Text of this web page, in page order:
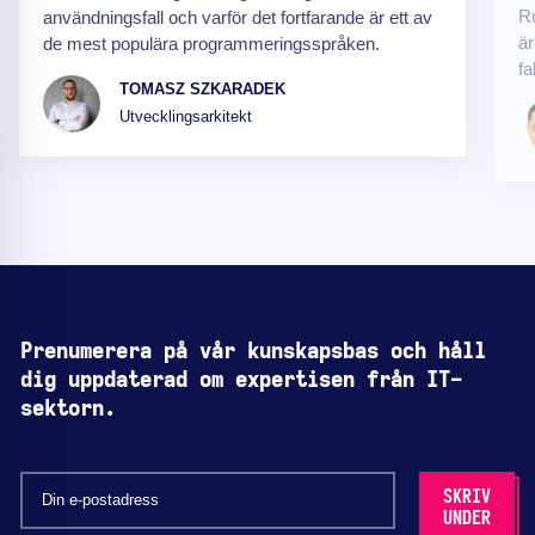
användningsfall och varför det fortfarande är ett av
de mest populära programmeringsspråken.
TOMASZ SZKARADEK
Utvecklingsarkitekt
Prenumerera på vår kunskapsbas och håll
dig uppdaterad om expertisen från IT-
sektorn.